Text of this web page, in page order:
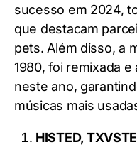
sucesso em 2024,
que destacam
pets. Além disso, a
1980, foi remixada
neste ano,
músicas mais
HISTED,